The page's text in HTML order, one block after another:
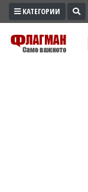
ПРОМО
ЗОНА
КАТЕГОРИИ